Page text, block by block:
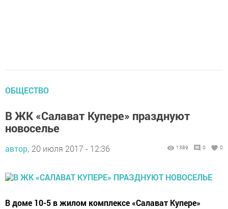
ОБЩЕСТВО
В ЖК «Салават Купере» празднуют
новоселье
автор, 20 июля 2017 - 12:36 1389 0 0
В доме 10-5 в жилом комплексе «Салават Купере»